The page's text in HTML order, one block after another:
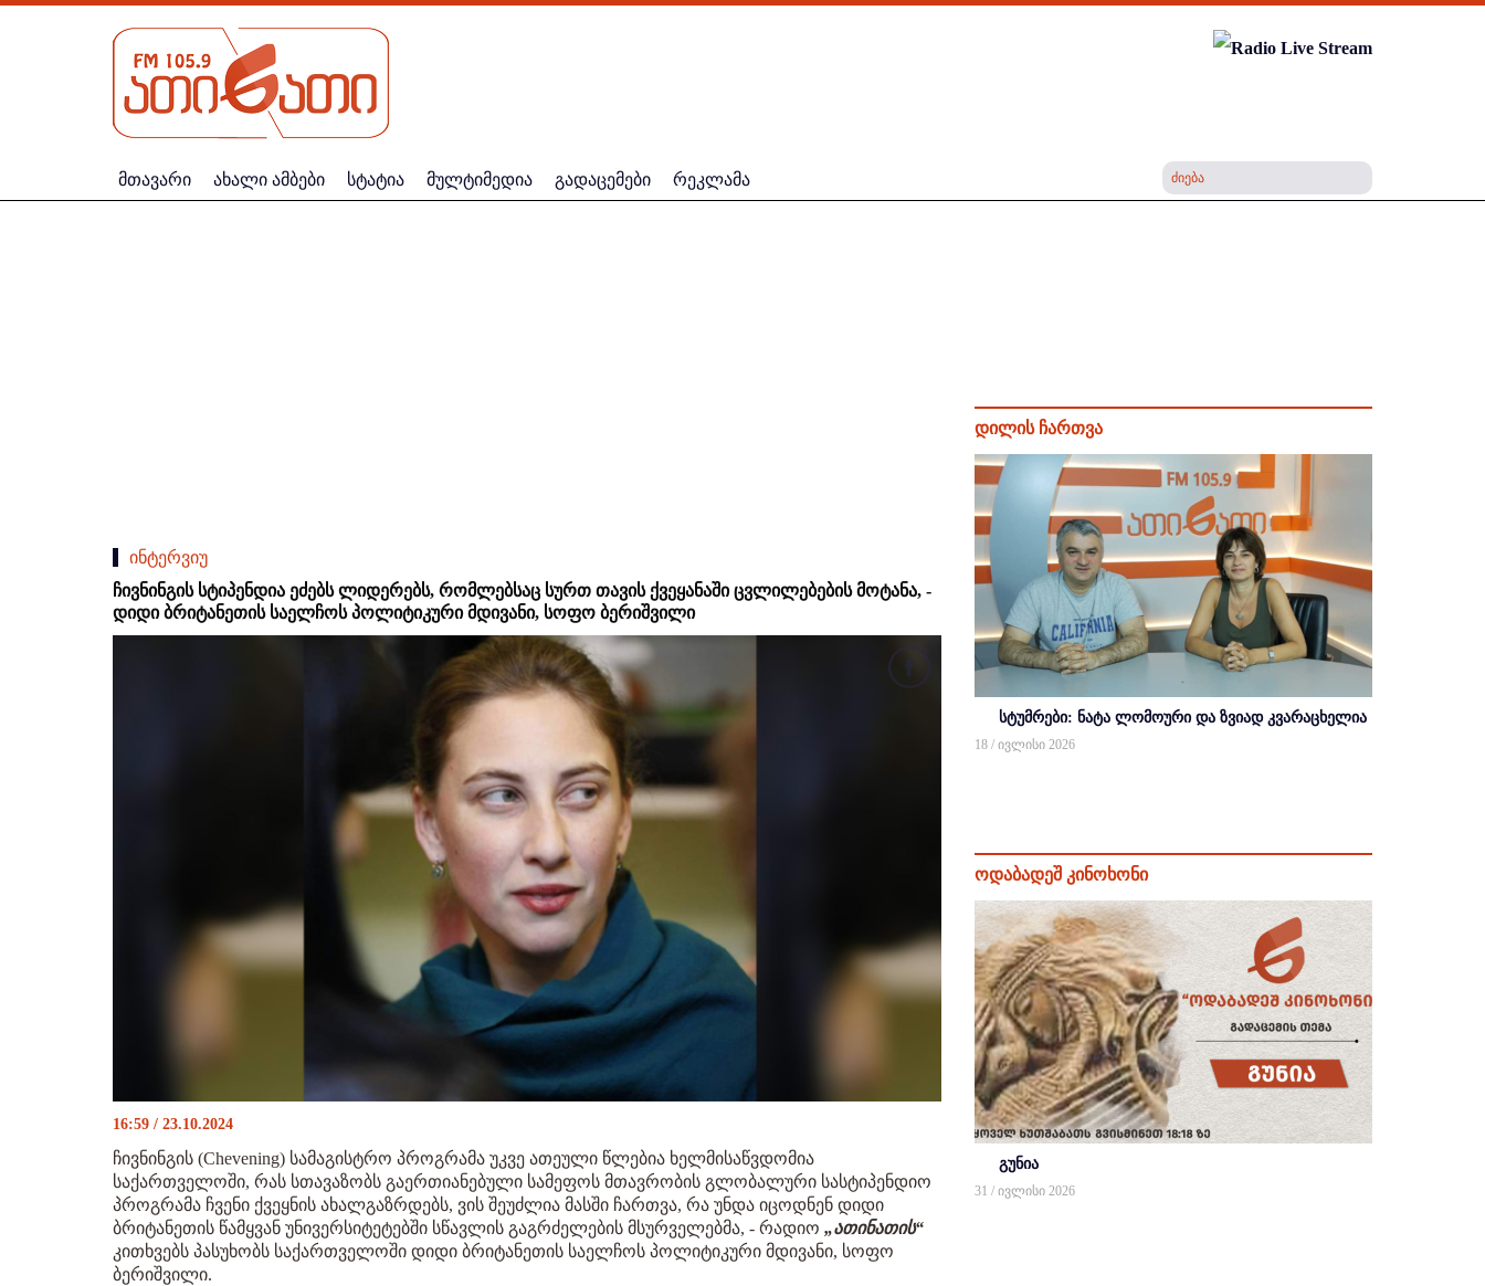
მთავარი ახალი ამბები სტატია მულტიმედია გადაცემები რეკლამა
ინტერვიუ
ჩივნინგის სტიპენდია ეძებს ლიდერებს, რომლებსაც სურთ თავის ქვეყანაში ცვლილებების მოტანა, -
დიდი ბრიტანეთის საელჩოს პოლიტიკური მდივანი, სოფო ბერიშვილი
16:59 / 23.10.2024
ჩივნინგის (Chevening) სამაგისტრო პროგრამა უკვე ათეული წლებია ხელმისაწვდომია
საქართველოში, რას სთავაზობს გაერთიანებული სამეფოს მთავრობის გლობალური სასტიპენდიო
პროგრამა ჩვენი ქვეყნის ახალგაზრდებს, ვის შეუძლია მასში ჩართვა, რა უნდა იცოდნენ დიდი
ბრიტანეთის წამყვან უნივერსიტეტებში სწავლის გაგრძელების მსურველებმა, - რადიო „ათინათის“
კითხვებს პასუხობს საქართველოში დიდი ბრიტანეთის საელჩოს პოლიტიკური მდივანი, სოფო
ბერიშვილი.
დილის ჩართვა
სტუმრები: ნატა ლომოური და ზვიად კვარაცხელია
18 / ივლისი 2026
ოდაბადეშ კინოხონი
გუნია
31 / ივლისი 2026